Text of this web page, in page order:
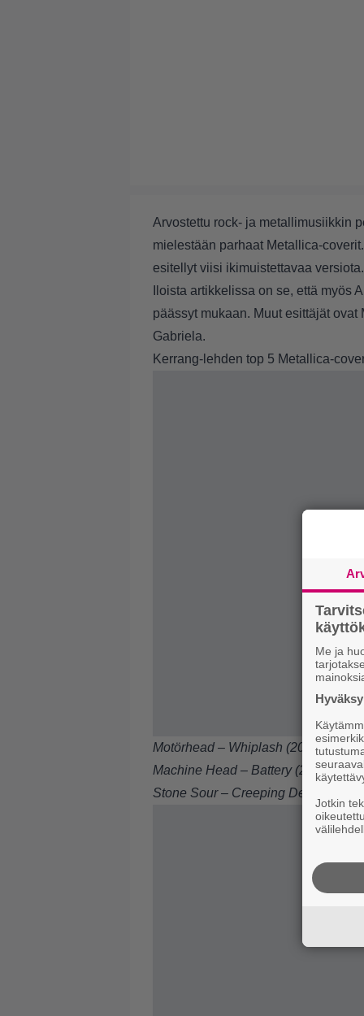
Arvostettu rock- ja metallimusiikkin
mielestään parhaat Metallica-
esitellyt viisi ikimuistettavaa versiota.
Iloista artikkelissa on se, että myös
päässyt mukaan. Muut esittäjät
Gabriela.
Kerrang-lehden top 5 Metallica-
Motörhead – Whiplash (2004)
Machine Head – Battery (2006)
Stone Sour – Creeping Death (2015)
Me ja
Jotkin